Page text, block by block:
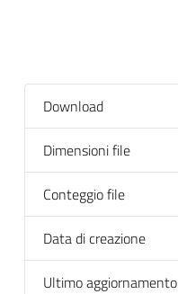
Download
Dimensioni file
Conteggio file
Data di creazione
Ultimo aggiornamento